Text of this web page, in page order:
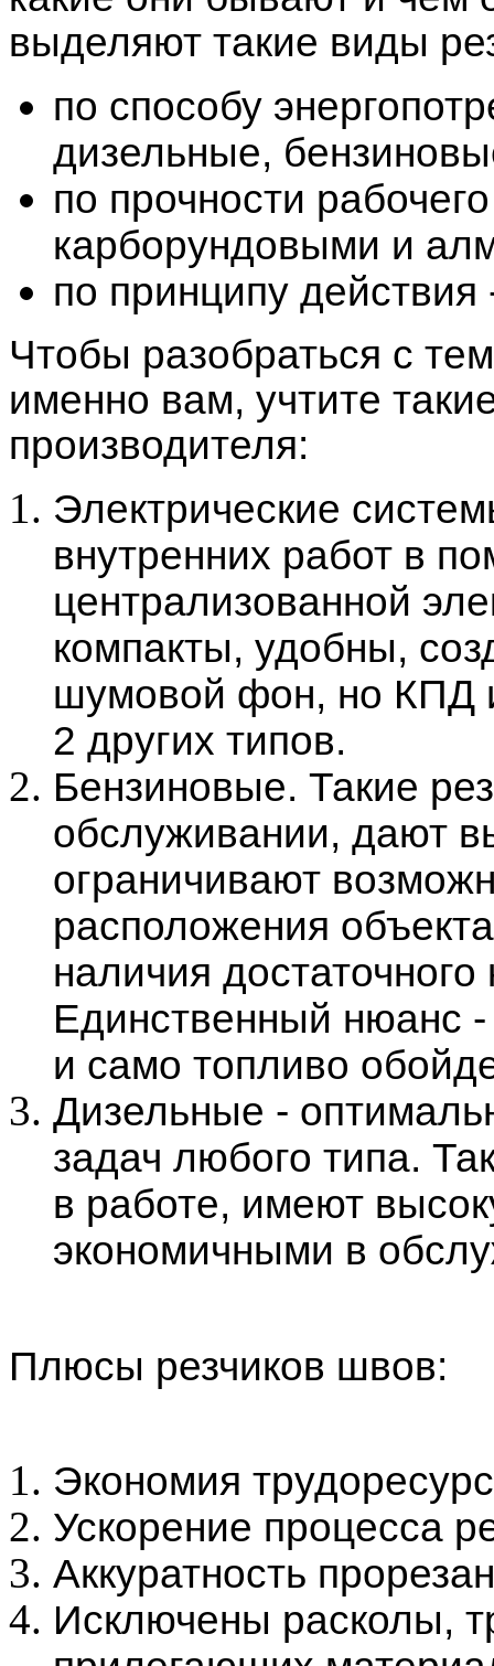
выделяют такие виды
по способу
дизельные,
по прочности
карборундовыми и
по принципу
Чтобы разобраться с
именно вам, учтите
производителя:
Электрические
внутренних работ в
централизованной
компакты, удобны,
шумовой фон, но КПД
2 других типов.
Бензиновые. Такие
обслуживании, дают
ограничивают
расположения
наличия
Единственный нюанс -
и само топливо
Дизельные -
задач любого типа.
в работе, имеют
экономичными в
Плюсы резчиков швов:
Экономия
Ускорение процесса
Аккуратность
Исключены расколы,